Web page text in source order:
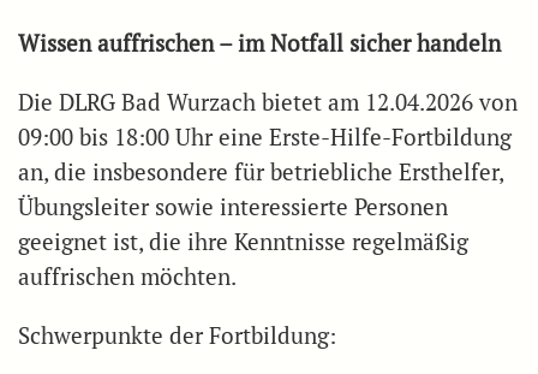
Wissen auffrischen – im Notfall sicher handeln
Die DLRG Bad Wurzach bietet am 12.04.2026 von
09:00 bis 18:00 Uhr eine Erste-Hilfe-Fortbildung
an, die insbesondere für betriebliche Ersthelfer,
Übungsleiter sowie interessierte Personen
geeignet ist, die ihre Kenntnisse regelmäßig
auffrischen möchten.
Schwerpunkte der Fortbildung: